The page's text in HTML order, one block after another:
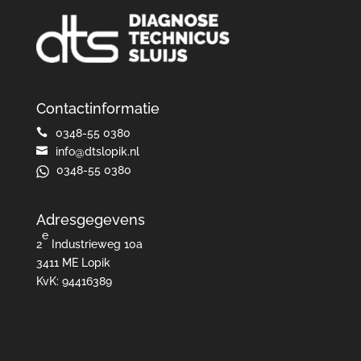
Contactinformatie
 0348-55 0380

info@dtslopik.nl
0348-55 0380
Adresgegevens
2
e
Industrieweg 10a
3411 ME Lopik
KvK: 94416389